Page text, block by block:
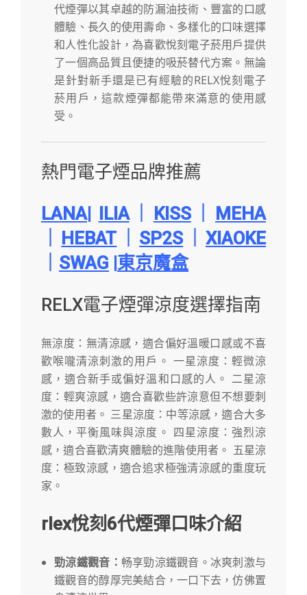
代煙彈以其卓越的防漏油技術、豐富的口感
體驗、長久的使用壽命、多樣化的口味選擇
和人性化設計，為喜歡悅刻電子菸用戶提供
了一個高品質且便捷的吸菸替代方案。無論
是針對新手還是已有經驗的RELX悅刻電子
菸用戶，這款煙彈都能帶來滿意的使用感
受。
熱門電子煙品牌推薦
LANA| ILIA｜ KISS｜
MEHA
HEBAT SP2S ｜XIAOKE
SWAG 東京魔盒
RELX電子煙彈涼度選擇指南
無涼度：無清涼感，適合偏好溫暖口感或不喜
歡喉嚨清涼刺激的用戶。 一星涼度：輕微涼
感，適合新手或偏好溫和口感的人。 二星涼
度：輕爽涼感，適合喜歡些許涼意但不想要刺
激的使用者。 三星涼度：中等涼感，適合大多
數人，平衡風味與涼度。 四星涼度：強烈涼
感，適合喜歡清爽體驗的進階使用者。 五星涼
度：極致涼感，適合追求極強清涼感的重度玩
家。
rlex悅刻6代煙彈口味介紹
勁涼鐵觀音： 畅享勁涼鐵觀音。冰爽刺激与
鐵觀音的醇厚完美結合，一口下去，仿佛置